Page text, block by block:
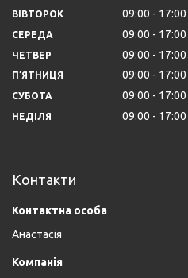
ВІВТОРОК 09:00 17:00
СЕРЕДА 09:00 17:00
ЧЕТВЕР 09:00 17:00
ПʼЯТНИЦЯ 09:00 17:00
СУБОТА 09:00 17:00
НЕДІЛЯ 09:00 17:00
Контакти
Анастасія